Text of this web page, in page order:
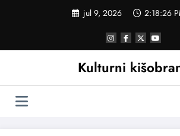
jul 9, 2026 2:18:26
Kulturni